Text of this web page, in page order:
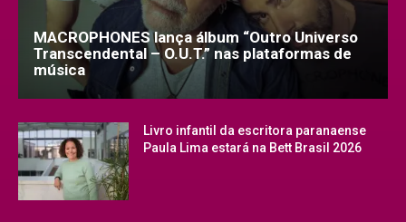
MACROPHONES lança álbum “Outro Universo
Transcendental – O.U.T.” nas plataformas de
música
Livro infantil da escritora paranaense
Paula Lima estará na Bett Brasil 2026